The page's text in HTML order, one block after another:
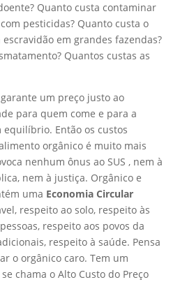
Quanto custa contaminar
pesticidas? Quanto custa o
em grandes fazendas?
Quantos custas as
um preço justo ao
para quem come e para a
equilíbrio. Então os custos
orgânico é muito mais
nenhum ônus ao SUS , nem à
nem à justiça. Orgânico e
uma Economia Circular
respeito ao solo, respeito às
respeito aos povos da
respeito à saúde. Pensa
o orgânico caro. Tem um
chama o Alto Custo do Preço